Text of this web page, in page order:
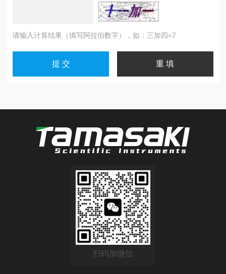
请输入计算结果（填写阿拉伯数字），如：三加四=7
扫码加微信